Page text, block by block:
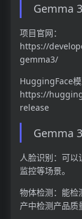
Gemma
项目官网：
https://
gemma3/
HuggingFace模
https://
release
Gemma
人脸识别：可以
监控等场景。
物体检测：能检
产中检测产品质